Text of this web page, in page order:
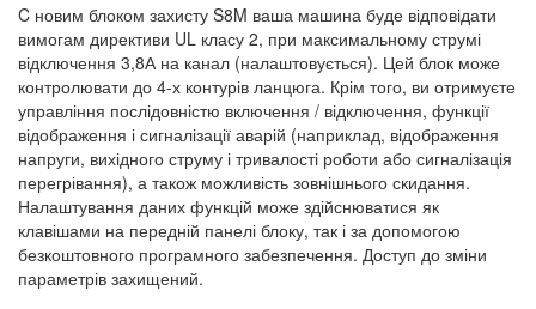
C новим блоком захисту S8M ваша машина буде відповідати
вимогам директиви UL класу 2, при максимальному струмі
відключення 3,8А на канал (налаштовується). Цей блок може
контролювати до 4-х контурів ланцюга. Крім того, ви отримуєте
управління послідовністю включення / відключення, функції
відображення і сигналізації аварій (наприклад, відображення
напруги, вихідного струму і тривалості роботи або сигналізація
перегрівання), а також можливість зовнішнього скидання.
Налаштування даних функцій може здійснюватися як
клавішами на передній панелі блоку, так і за допомогою
безкоштовного програмного забезпечення. Доступ до зміни
параметрів захищений.